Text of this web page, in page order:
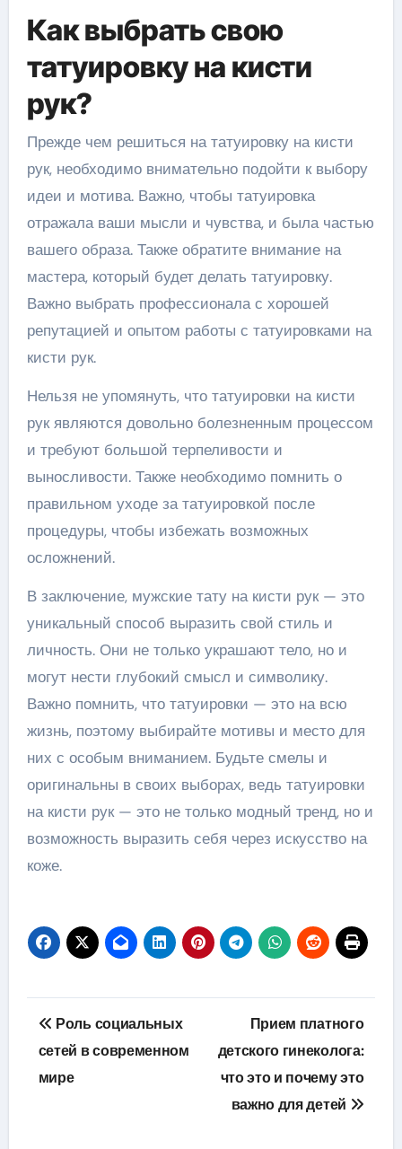
Как выбрать свою
татуировку на кисти
рук?
Прежде чем решиться на татуировку на кисти
рук, необходимо внимательно подойти к выбору
идеи и мотива. Важно, чтобы татуировка
отражала ваши мысли и чувства, и была частью
вашего образа. Также обратите внимание на
мастера, который будет делать татуировку.
Важно выбрать профессионала с хорошей
репутацией и опытом работы с татуировками на
кисти рук.
Нельзя не упомянуть, что татуировки на кисти
рук являются довольно болезненным процессом
и требуют большой терпеливости и
выносливости. Также необходимо помнить о
правильном уходе за татуировкой после
процедуры, чтобы избежать возможных
осложнений.
В заключение, мужские тату на кисти рук — это
уникальный способ выразить свой стиль и
личность. Они не только украшают тело, но и
могут нести глубокий смысл и символику.
Важно помнить, что татуировки — это на всю
жизнь, поэтому выбирайте мотивы и место для
них с особым вниманием. Будьте смелы и
оригинальны в своих выборах, ведь татуировки
на кисти рук — это не только модный тренд, но и
возможность выразить себя через искусство на
коже.
Навигация
по
записям
Роль социальных
сетей в современном
мире
Прием платного
детского гинеколога:
что это и почему это
важно для детей